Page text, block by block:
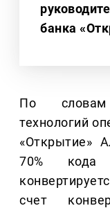
банка
По словам
технологий
«Открытие»
70% кода
счет